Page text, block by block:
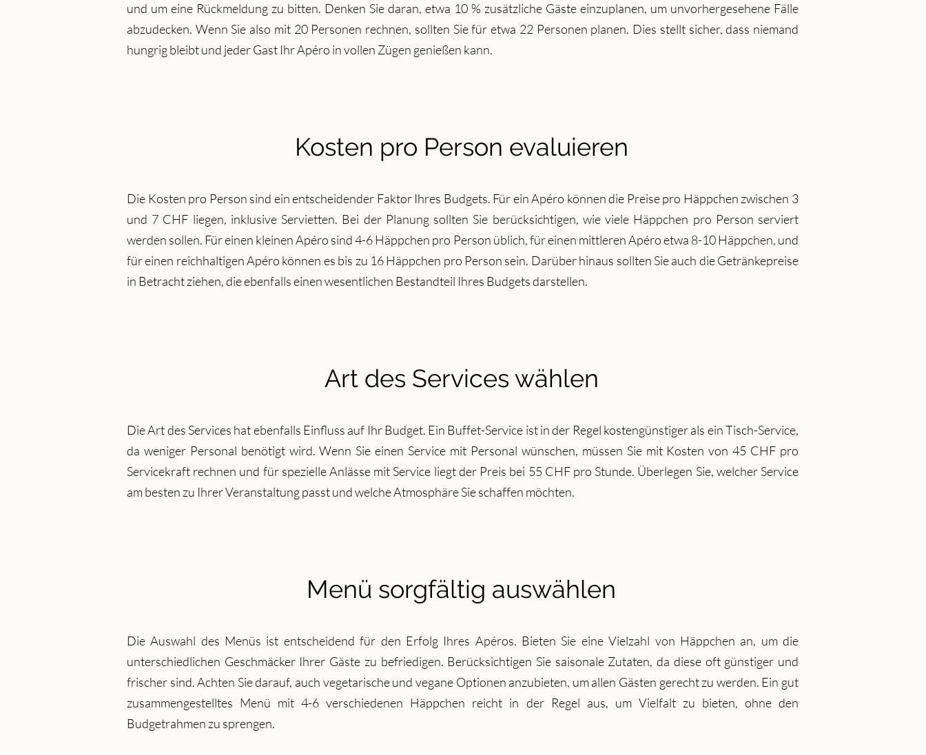
und um eine Rückmeldung zu bitten. Denken Sie daran, etwa 10 % zusätzliche Gäste einzuplanen, um unvorhergesehene Fälle
abzudecken. Wenn Sie also mit 20 Personen rechnen, sollten Sie für etwa 22 Personen planen. Dies stellt sicher, dass niemand
hungrig bleibt und jeder Gast Ihr Apéro in vollen Zügen genießen kann.
Kosten pro Person evaluieren
Die Kosten pro Person sind ein entscheidender Faktor Ihres Budgets. Für ein Apéro können die Preise pro Häppchen zwischen 3
und 7 CHF liegen, inklusive Servietten. Bei der Planung sollten Sie berücksichtigen, wie viele Häppchen pro Person serviert
werden sollen. Für einen kleinen Apéro sind 4-6 Häppchen pro Person üblich, für einen mittleren Apéro etwa 8-10 Häppchen, und
für einen reichhaltigen Apéro können es bis zu 16 Häppchen pro Person sein. Darüber hinaus sollten Sie auch die Getränkepreise
in Betracht ziehen, die ebenfalls einen wesentlichen Bestandteil Ihres Budgets darstellen.
Art des Services wählen
Die Art des Services hat ebenfalls Einfluss auf Ihr Budget. Ein Buffet-Service ist in der Regel kostengünstiger als ein Tisch-Service,
da weniger Personal benötigt wird. Wenn Sie einen Service mit Personal wünschen, müssen Sie mit Kosten von 45 CHF pro
Servicekraft rechnen und für spezielle Anlässe mit Service liegt der Preis bei 55 CHF pro Stunde. Überlegen Sie, welcher Service
am besten zu Ihrer Veranstaltung passt und welche Atmosphäre Sie schaffen möchten.
Menü sorgfältig auswählen
Die Auswahl des Menüs ist entscheidend für den Erfolg Ihres Apéros. Bieten Sie eine Vielzahl von Häppchen an, um die
unterschiedlichen Geschmäcker Ihrer Gäste zu befriedigen. Berücksichtigen Sie saisonale Zutaten, da diese oft günstiger und
frischer sind. Achten Sie darauf, auch vegetarische und vegane Optionen anzubieten, um allen Gästen gerecht zu werden. Ein gut
zusammengestelltes Menü mit 4-6 verschiedenen Häppchen reicht in der Regel aus, um Vielfalt zu bieten, ohne den
Budgetrahmen zu sprengen.